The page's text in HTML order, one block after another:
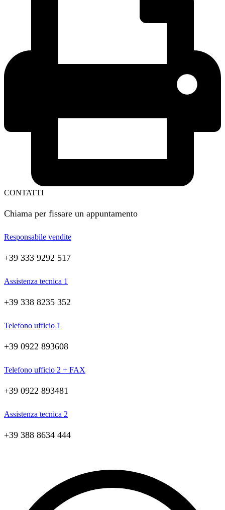
CONTATTI
Chiama per fissare un appuntamento
Responsabile vendite
+39 333 9292 517
Assistenza tecnica 1
+39 338 8235 352
Telefono ufficio 1
+39 0922 893608
Telefono ufficio 2 + FAX
+39 0922 893481
Assistenza tecnica 2
+39 388 8634 444